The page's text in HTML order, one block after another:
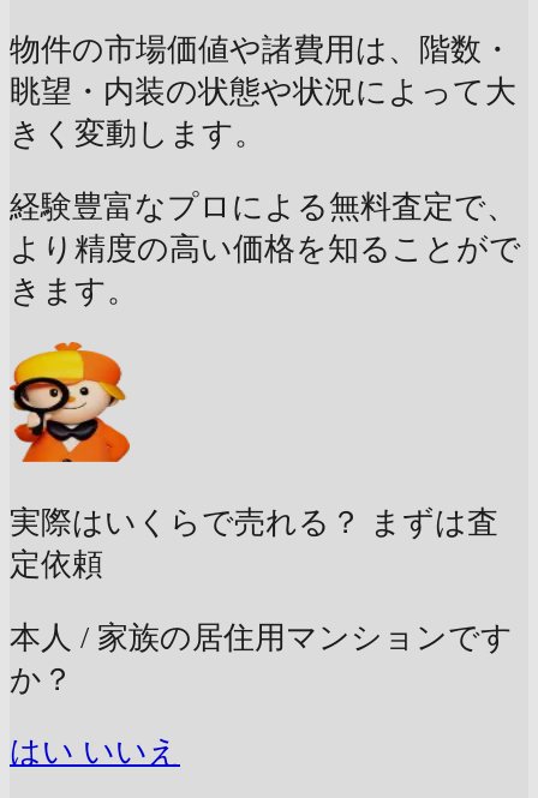
物件の市場価値や諸費用は、階数・
眺望・内装の状態や状況によって大
きく変動します。
経験豊富なプロによる無料査定で、
より精度の高い価格を知ることがで
きます。
実際はいくらで売れる？
まずは査
定依頼
本人 / 家族の居住用マンションです
か？
はい いいえ